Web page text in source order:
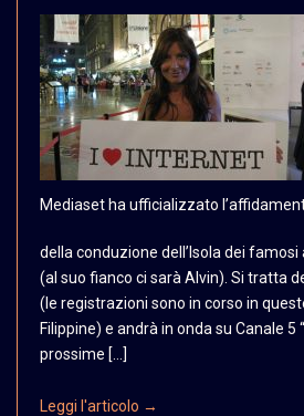
Mediaset ha ufficializzato
della conduzione dell’Isola dei famosi
(al suo fianco ci sarà Alvin). Si tratta
(le registrazioni sono in corso in
Filippine) e andrà in onda su Canale 5
prossime […]
Leggi l'articolo →